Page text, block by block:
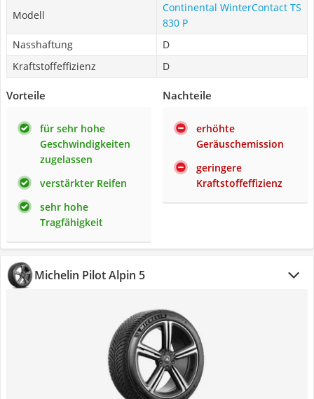
Modell
Continental WinterContact TS
830 P
Nasshaftung
D
Kraftstoffeffizienz
D
Vorteile
für sehr hohe
Geschwindigkeiten
zugelassen
verstärkter Reifen
sehr hohe
Tragfähigkeit
Nachteile
erhöhte
Geräuschemission
geringere
Kraftstoffeffizienz
Michelin Pilot Alpin 5